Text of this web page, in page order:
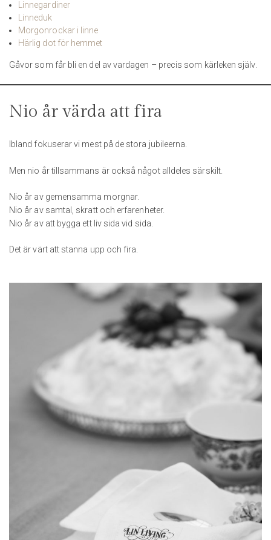
Linnegardiner
Linneduk
Morgonrockar i linne
Härlig dot för hemmet
Gåvor som får bli en del av vardagen – precis som kärleken själv.
Nio år värda att fira
Ibland fokuserar vi mest på de stora jubileerna.
Men nio år tillsammans är också något alldeles särskilt.
Nio år av gemensamma morgnar.
Nio år av samtal, skratt och erfarenheter.
Nio år av att bygga ett liv sida vid sida.
Det är värt att stanna upp och fira.